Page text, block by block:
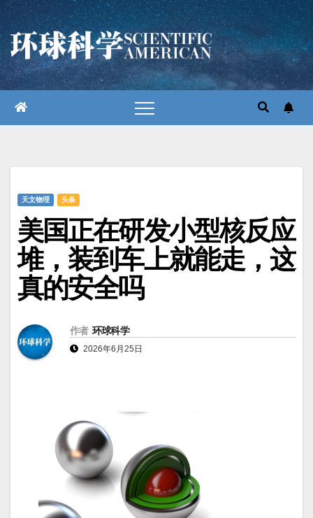
跳
至
内
容
天文物理 头条
美国正在研发小型核反应
堆，装到车上就能走，这
真的安全吗
作者 环球科学
2026年6月25日